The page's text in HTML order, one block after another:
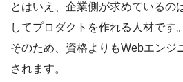
とはいえ、企業側が求めているの
してプロダクトを作れる人材です。
そのため、資格よりもWebエンジ
されます。